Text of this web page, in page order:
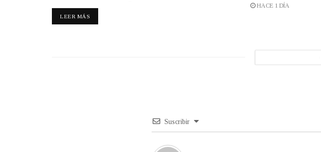
LEER MÁS
HACE 1 DÍA
Suscribir